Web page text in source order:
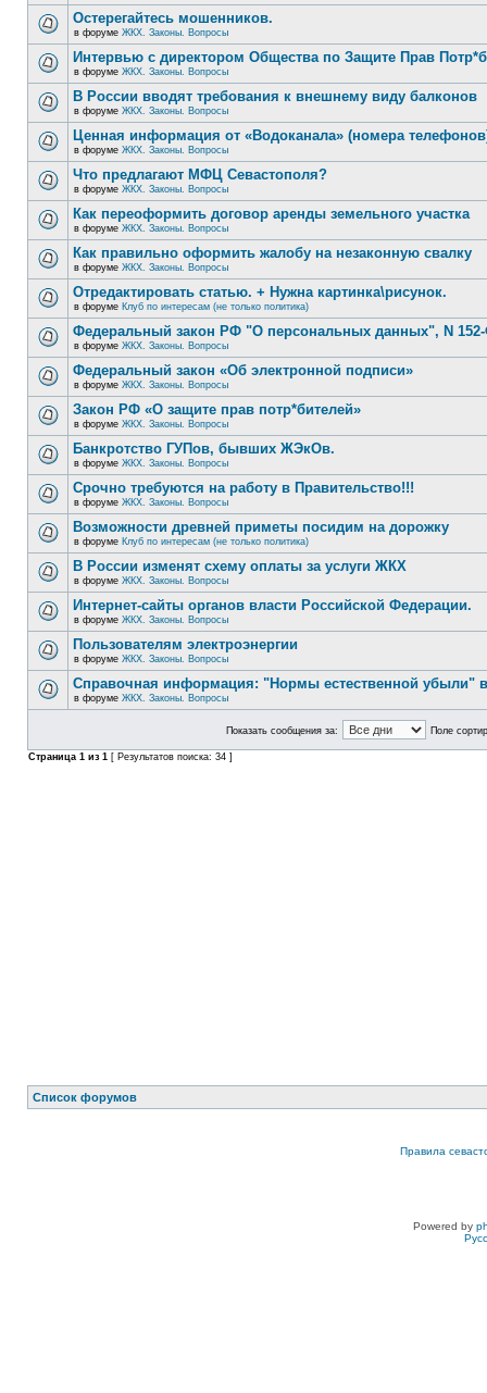
Остерегайтесь мошенников.
в форуме ЖКХ. Законы. Вопросы
Интервью с директором Общества по Защите Прав
в форуме ЖКХ. Законы. Вопросы
В России вводят требования к внешнему виду балконов
в форуме ЖКХ. Законы. Вопросы
Ценная информация от «Водоканала» (номера
в форуме ЖКХ. Законы. Вопросы
Что предлагают МФЦ Севастополя?
в форуме ЖКХ. Законы. Вопросы
Как переоформить договор аренды земельного участка
в форуме ЖКХ. Законы. Вопросы
Как правильно оформить жалобу на незаконную свалку
в форуме ЖКХ. Законы. Вопросы
Отредактировать статью. + Нужна картинка\рисунок.
в форуме Клуб по интересам (не только политика)
Федеральный закон РФ "О персональных данных", N
в форуме ЖКХ. Законы. Вопросы
Федеральный закон «Об электронной подписи»
в форуме ЖКХ. Законы. Вопросы
Закон РФ «О защите прав потр*бителей»
в форуме ЖКХ. Законы. Вопросы
Банкротство ГУПов, бывших ЖЭкОв.
в форуме ЖКХ. Законы. Вопросы
Срочно требуются на работу в Правительство!!!
в форуме ЖКХ. Законы. Вопросы
Возможности древней приметы посидим на дорожку
в форуме Клуб по интересам (не только политика)
В России изменят схему оплаты за услуги ЖКХ
в форуме ЖКХ. Законы. Вопросы
Интернет-сайты органов власти Российской Федерации.
в форуме ЖКХ. Законы. Вопросы
Пользователям электроэнергии
в форуме ЖКХ. Законы. Вопросы
Справочная информация: "Нормы естественной убыли"
в форуме ЖКХ. Законы. Вопросы
Показать сообщения за: Поле
Страница 1 из 1 [ Результатов поиска: 34 ]
Список форумов
Правила
Powered by